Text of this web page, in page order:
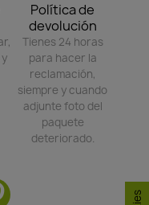
Política de
devolución
Tienes 24 horas
para hacer la
reclamación,
siempre y cuando
adjunte foto del
paquete
deteriorado.